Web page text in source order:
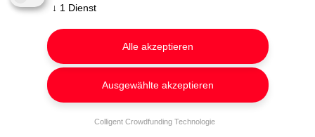
↓ 1 Dienst
Ausgewählte akzeptieren
Alle akzeptieren
Colligent Crowdfunding Technologie